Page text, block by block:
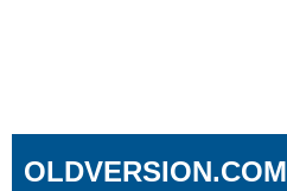
OLDVERSION.COM